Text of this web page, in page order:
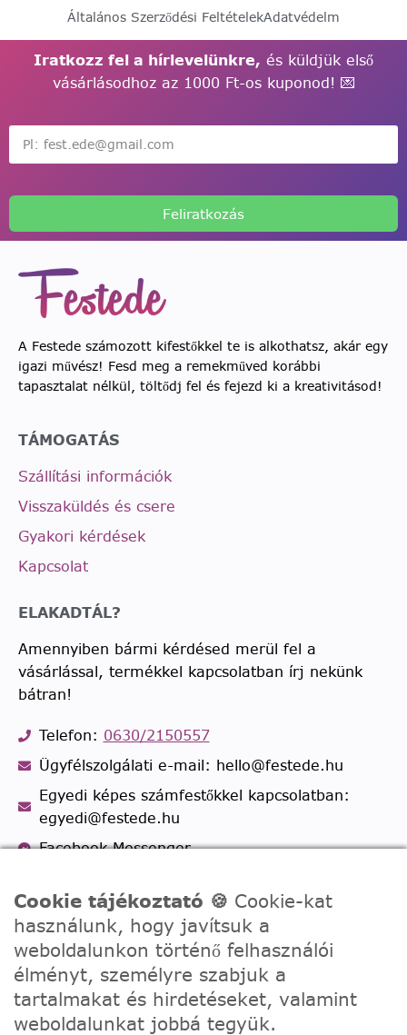
Általános Szerződési FeltételekAdatvédelm
Iratkozz fel a hírlevelünkre, és küldjük első
vásárlásodhoz az 1000 Ft-os kuponod! 💌
Feliratkozás
A Festede számozott kifestőkkel te is alkothatsz, akár egy
igazi művész! Fesd meg a remekműved korábbi
tapasztalat nélkül, töltődj fel és fejezd ki a kreativitásod!
TÁMOGATÁS
Szállítási információk
Visszaküldés és csere
Gyakori kérdések
Kapcsolat
ELAKADTÁL?
Amennyiben bármi kérdésed merül fel a
vásárlással, termékkel kapcsolatban írj nekünk
bátran!
Telefon: 0630/2150557
Ügyfélszolgálati e-mail: hello@festede.hu
Egyedi képes számfestőkkel kapcsolatban:
egyedi@festede.hu
Facebook Messenger
Cookie tájékoztató 🍪 Cookie-kat
használunk, hogy javítsuk a
weboldalunkon történő felhasználói
élményt, személyre szabjuk a
tartalmakat és hirdetéseket, valamint
weboldalunkat jobbá tegyük.